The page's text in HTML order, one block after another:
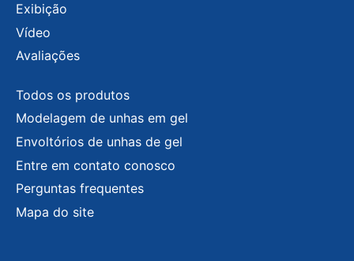
Exibição
Vídeo
Avaliações
Todos os produtos
Modelagem de unhas em gel
Envoltórios de unhas de gel
Entre em contato conosco
Perguntas frequentes
Mapa do site